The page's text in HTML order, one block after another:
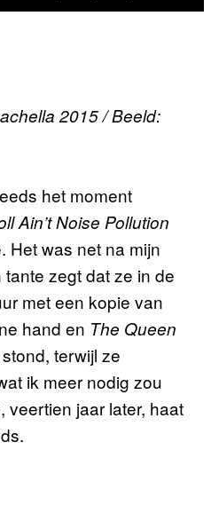
2015 / Beeld:
het moment
Ain’t Noise Pollution
Het was net na mijn
zegt dat ze in de
met een kopie van
hand en The Queen
terwijl ze
ik meer nodig zou
veertien jaar later, haat